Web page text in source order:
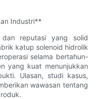
Industri**
reputasi yang solid
katup solenoid hidrolik
selama bertahun-
yang kuat menunjukkan
Ulasan, studi kasus,
wawasan tentang